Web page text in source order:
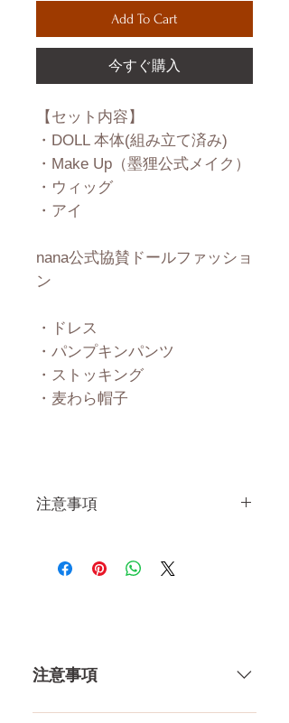
Add To Cart
今すぐ購入
【セット内容】
・DOLL 本体(組み立て済み)
・Make Up（墨狸公式メイク）
・ウィッグ
・アイ
nana公式協賛ドールファッショ
ン
・ドレス
・パンプキンパンツ
・ストッキング
・麦わら帽子
注意事項
ている製品なので、商品により
寸の誤差はご了承下さい。
注意事項
一体一体ハンドメイドで製造して